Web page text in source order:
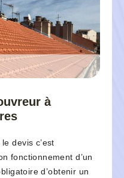
à
devis c’est
fonctionnement d’un
d’obtenir un